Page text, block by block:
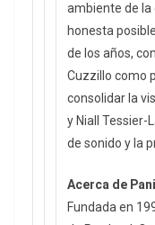
ambiente de la
honesta
de los años,
Cuzzillo como
consolidar la
y Niall Tessier-
de sonido y la
Acerca de
Fundada en